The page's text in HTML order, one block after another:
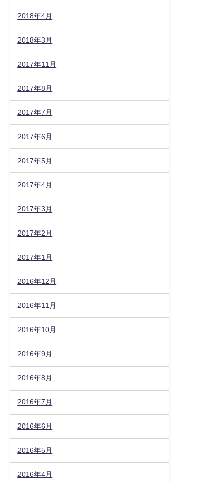
2018年4月
2018年3月
2017年11月
2017年8月
2017年7月
2017年6月
2017年5月
2017年4月
2017年3月
2017年2月
2017年1月
2016年12月
2016年11月
2016年10月
2016年9月
2016年8月
2016年7月
2016年6月
2016年5月
2016年4月